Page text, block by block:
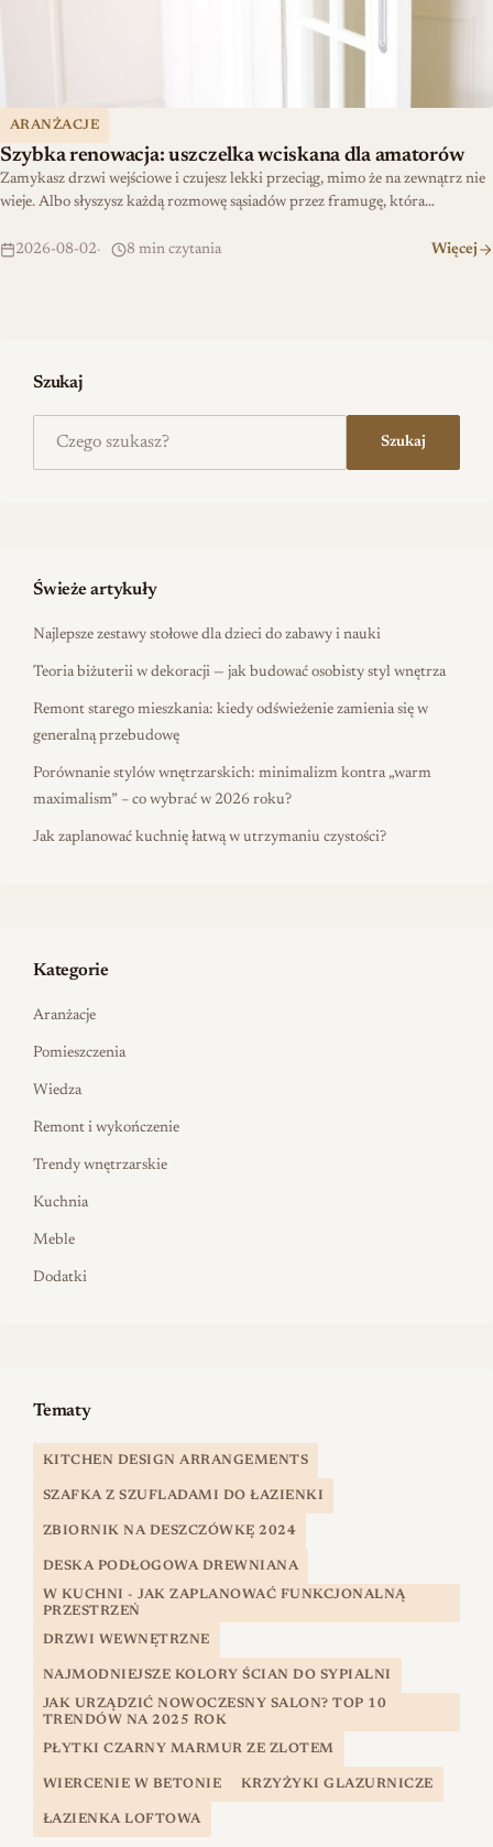
ARANŻACJE
Szybka renowacja: uszczelka wciskana dla amatorów
Zamykasz drzwi wejściowe i czujesz lekki przeciąg, mimo że na zewnątrz nie
wieje. Albo słyszysz każdą rozmowę sąsiadów przez framugę, która…
2026-08-02 8 min czytania Więcej
Szukaj
Szukaj
Świeże artykuły
Najlepsze zestawy stołowe dla dzieci do zabawy i nauki
Teoria biżuterii w dekoracji — jak budować osobisty styl wnętrza
Remont starego mieszkania: kiedy odświeżenie zamienia się w
generalną przebudowę
Porównanie stylów wnętrzarskich: minimalizm kontra „warm
maximalism” – co wybrać w 2026 roku?
Jak zaplanować kuchnię łatwą w utrzymaniu czystości?
Kategorie
Aranżacje
Pomieszczenia
Wiedza
Remont i wykończenie
Trendy wnętrzarskie
Kuchnia
Meble
Dodatki
Tematy
KITCHEN DESIGN ARRANGEMENTS
SZAFKA Z SZUFLADAMI DO ŁAZIENKI
ZBIORNIK NA DESZCZÓWKĘ 2024
DESKA PODŁOGOWA DREWNIANA
W KUCHNI - JAK ZAPLANOWAĆ FUNKCJONALNĄ
PRZESTRZEŃ
DRZWI WEWNĘTRZNE
NAJMODNIEJSZE KOLORY ŚCIAN DO SYPIALNI
JAK URZĄDZIĆ NOWOCZESNY SALON? TOP 10
TRENDÓW NA 2025 ROK
PŁYTKI CZARNY MARMUR ZE ZLOTEM
WIERCENIE W BETONIE KRZYŻYKI GLAZURNICZE
ŁAZIENKA LOFTOWA